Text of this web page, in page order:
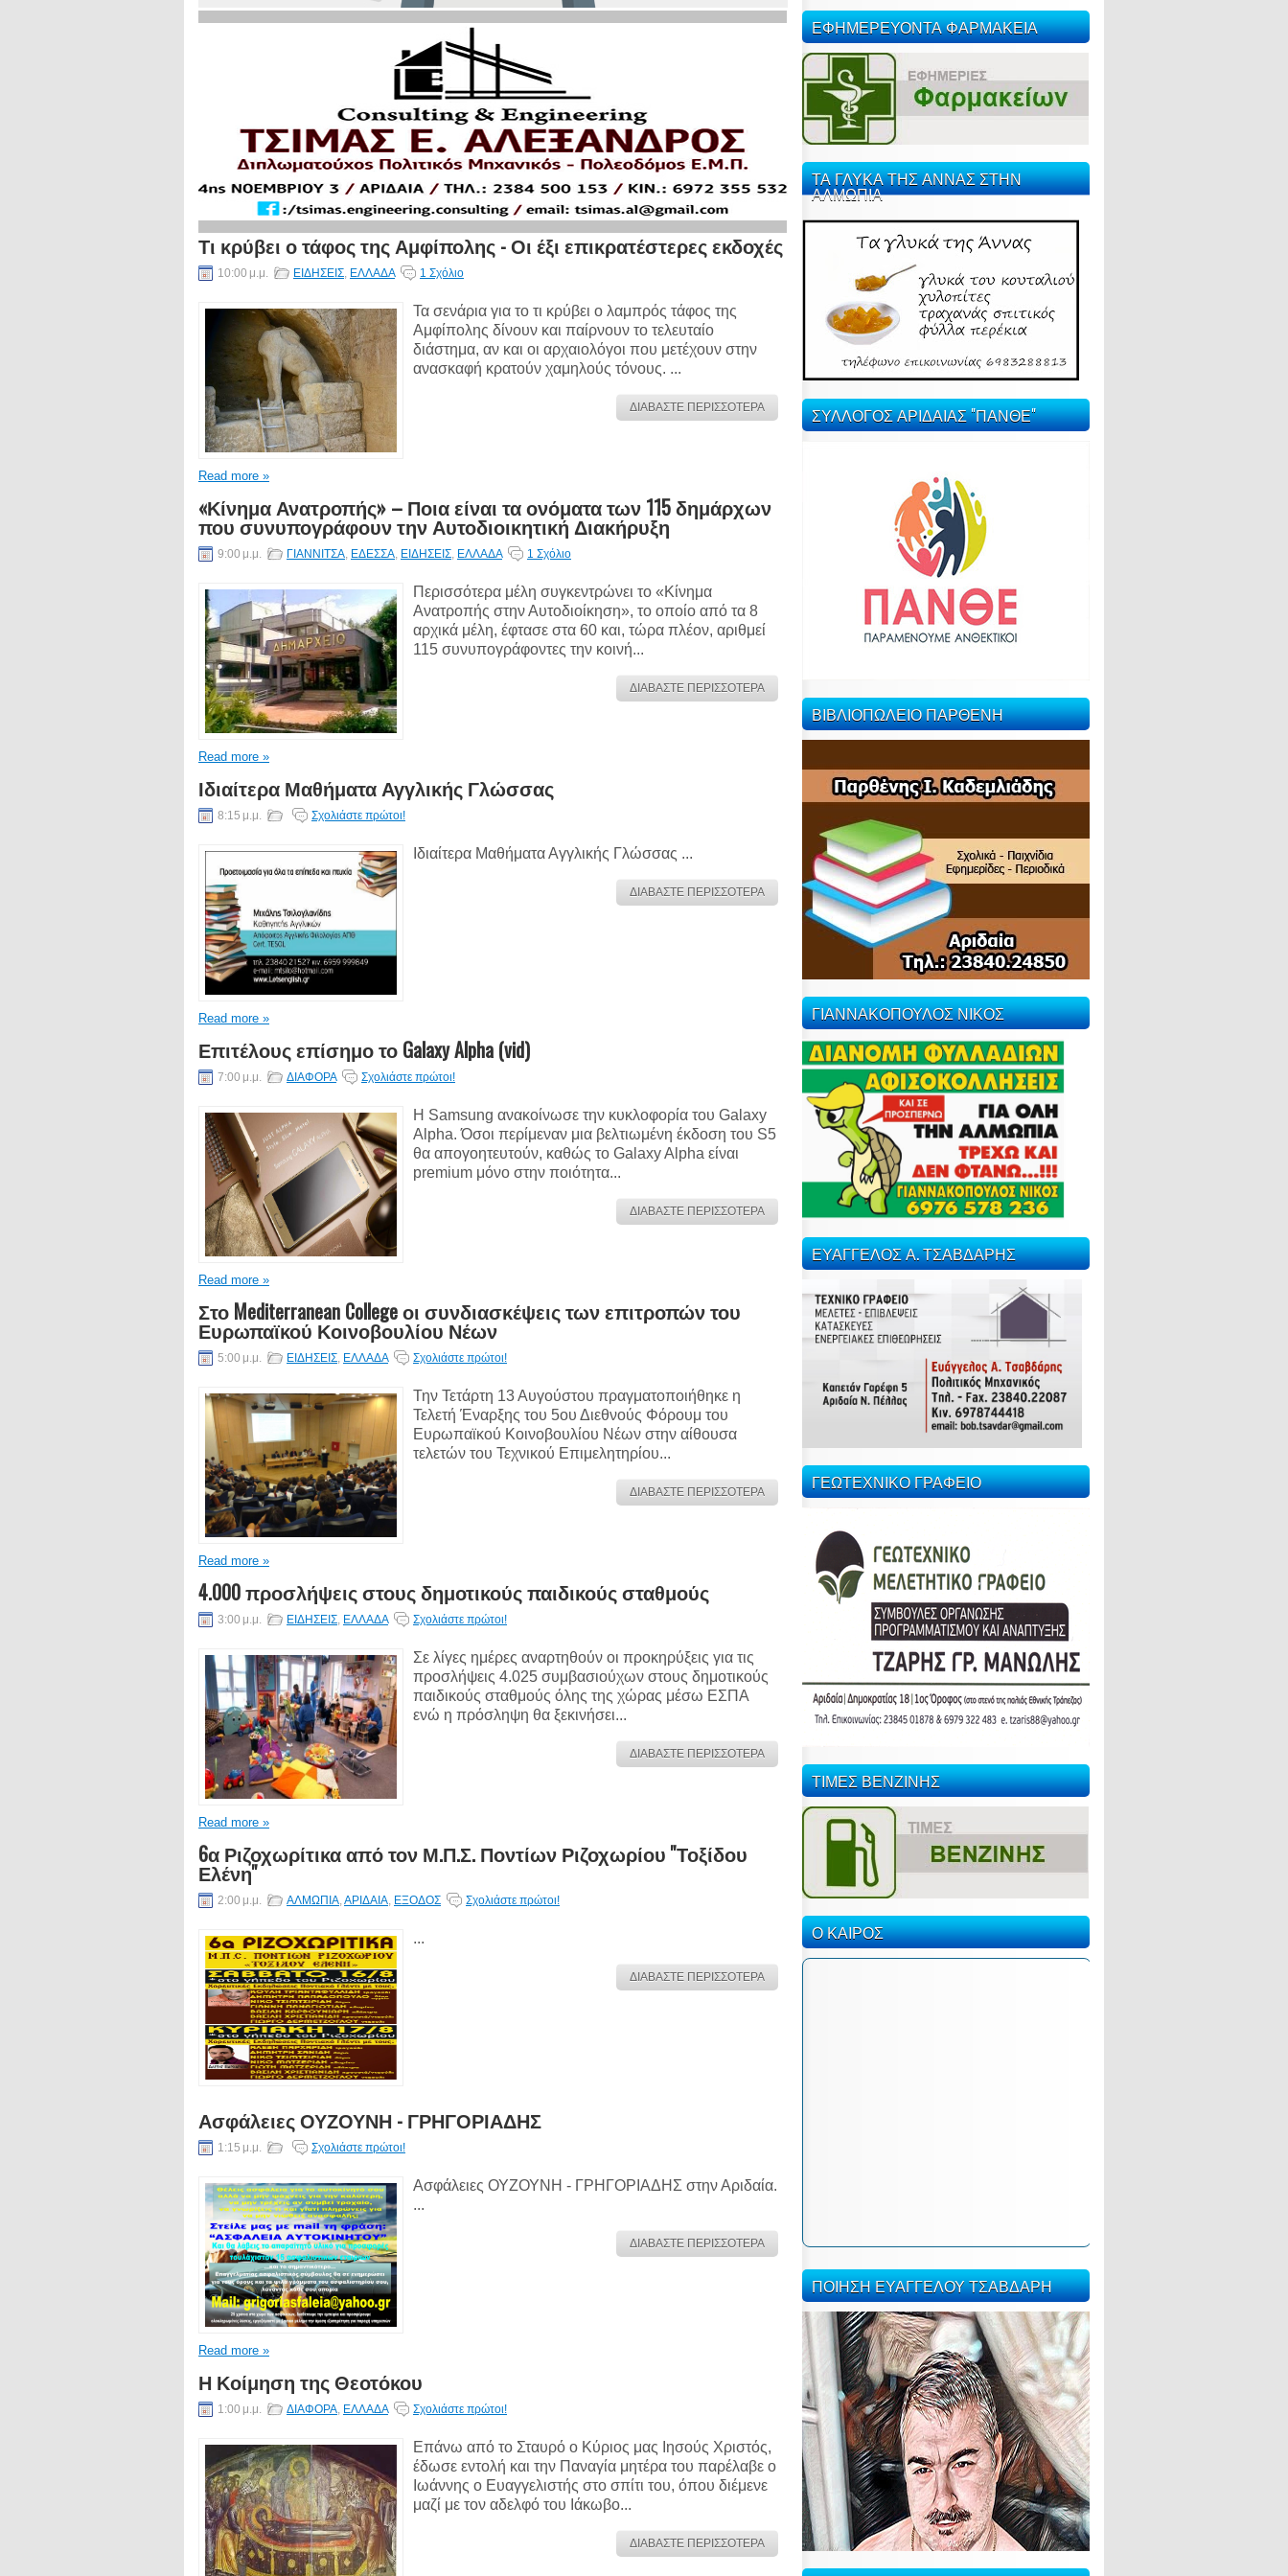
Τι κρύβει ο τάφος της Αμφίπολης - Οι έξι επικρατέστερες εκδοχές
10:00 μ.μ. ΕΙΔΗΣΕΙΣ, ΕΛΛΑΔΑ 1 Σχόλιο
Τα σενάρια για το τι κρύβει ο λαμπρός τάφος της
Αμφίπολης δίνουν και παίρνουν το τελευταίο
διάστημα, αν και οι αρχαιολόγοι που μετέχουν στην
ανασκαφή κρατούν χαμηλούς τόνους. ...
ΔΙΑΒΑΣΤΕ ΠΕΡΙΣΣΟΤΕΡΑ
Read more »
«Κίνημα Ανατροπής» – Ποια είναι τα ονόματα των 115 δημάρχων
που συνυπογράφουν την Αυτοδιοικητική Διακήρυξη
9:00 μ.μ. ΓΙΑΝΝΙΤΣΑ, ΕΔΕΣΣΑ, ΕΙΔΗΣΕΙΣ, ΕΛΛΑΔΑ 1 Σχόλιο
Περισσότερα μέλη συγκεντρώνει το «Κίνημα
Ανατροπής στην Αυτοδιοίκηση», το οποίο από τα 8
αρχικά μέλη, έφτασε στα 60 και, τώρα πλέον, αριθμεί
115 συνυπογράφοντες την κοινή...
ΔΙΑΒΑΣΤΕ ΠΕΡΙΣΣΟΤΕΡΑ
Read more »
Ιδιαίτερα Μαθήματα Αγγλικής Γλώσσας
8:15 μ.μ. Σχολιάστε πρώτοι!
Ιδιαίτερα Μαθήματα Αγγλικής Γλώσσας ...
ΔΙΑΒΑΣΤΕ ΠΕΡΙΣΣΟΤΕΡΑ
Read more »
Επιτέλους επίσημο το Galaxy Alpha (vid)
7:00 μ.μ. ΔΙΑΦΟΡΑ Σχολιάστε πρώτοι!
Η Samsung ανακοίνωσε την κυκλοφορία του Galaxy
Alpha. Όσοι περίμεναν μια βελτιωμένη έκδοση του S5
θα απογοητευτούν, καθώς το Galaxy Alpha είναι
premium μόνο στην ποιότητα...
ΔΙΑΒΑΣΤΕ ΠΕΡΙΣΣΟΤΕΡΑ
Read more »
Στο Mediterranean College οι συνδιασκέψεις των επιτροπών του
Ευρωπαϊκού Κοινοβουλίου Νέων
5:00 μ.μ. ΕΙΔΗΣΕΙΣ, ΕΛΛΑΔΑ Σχολιάστε πρώτοι!
Την Τετάρτη 13 Αυγούστου πραγματοποιήθηκε η
Τελετή Έναρξης του 5ου Διεθνούς Φόρουμ του
Ευρωπαϊκού Κοινοβουλίου Νέων στην αίθουσα
τελετών του Τεχνικού Επιμελητηρίου...
ΔΙΑΒΑΣΤΕ ΠΕΡΙΣΣΟΤΕΡΑ
Read more »
4.000 προσλήψεις στους δημοτικούς παιδικούς σταθμούς
3:00 μ.μ. ΕΙΔΗΣΕΙΣ, ΕΛΛΑΔΑ Σχολιάστε πρώτοι!
Σε λίγες ημέρες αναρτηθούν οι προκηρύξεις για τις
προσλήψεις 4.025 συμβασιούχων στους δημοτικούς
παιδικούς σταθμούς όλης της χώρας μέσω ΕΣΠΑ
ενώ η πρόσληψη θα ξεκινήσει...
ΔΙΑΒΑΣΤΕ ΠΕΡΙΣΣΟΤΕΡΑ
Read more »
6α Ριζοχωρίτικα από τον Μ.Π.Σ. Ποντίων Ριζοχωρίου ''Τοξίδου
Ελένη''
2:00 μ.μ. ΑΛΜΩΠΙΑ,ΑΡΙΔΑΙΑ, ΕΞΟΔΟΣ Σχολιάστε πρώτοι!
...
ΔΙΑΒΑΣΤΕ ΠΕΡΙΣΣΟΤΕΡΑ
Ασφάλειες ΟΥΖΟΥΝΗ - ΓΡΗΓΟΡΙΑΔΗΣ
1:15 μ.μ. Σχολιάστε πρώτοι!
Ασφάλειες ΟΥΖΟΥΝΗ - ΓΡΗΓΟΡΙΑΔΗΣ στην Αριδαία.
...
ΔΙΑΒΑΣΤΕ ΠΕΡΙΣΣΟΤΕΡΑ
Read more »
Η Κοίμηση της Θεοτόκου
1:00 μ.μ. ΔΙΑΦΟΡΑ, ΕΛΛΑΔΑ Σχολιάστε πρώτοι!
Eπάνω από το Σταυρό ο Κύριος μας Ιησούς Χριστός,
έδωσε εντολή και την Παναγία μητέρα του παρέλαβε ο
Ιωάννης ο Ευαγγελιστής στο σπίτι του, όπου διέμενε
μαζί με τον αδελφό του Ιάκωβο...
ΔΙΑΒΑΣΤΕ ΠΕΡΙΣΣΟΤΕΡΑ
ΕΦΗΜΕΡΕΥΟΝΤΑ ΦΑΡΜΑΚΕΙΑ
ΤΑ ΓΛΥΚΑ ΤΗΣ ΑΝΝΑΣ ΣΤΗΝ
ΑΛΜΩΠΙΑ
ΣΥΛΛΟΓΟΣ ΑΡΙΔΑΙΑΣ "ΠΑΝΘΕ"
ΒΙΒΛΙΟΠΩΛΕΙΟ ΠΑΡΘΕΝΗ
ΓΙΑΝΝΑΚΟΠΟΥΛΟΣ ΝΙΚΟΣ
ΕΥΑΓΓΕΛΟΣ Α. ΤΣΑΒΔΑΡΗΣ
ΓΕΩΤΕΧΝΙΚΟ ΓΡΑΦΕΙΟ
ΤΙΜΕΣ ΒΕΝΖΙΝΗΣ
Ο ΚΑΙΡΟΣ
ΠΟΙΗΣΗ ΕΥΑΓΓΕΛΟΥ ΤΣΑΒΔΑΡΗ